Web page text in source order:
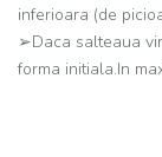
inferioara (de
➢Daca salteaua
forma initiala.In